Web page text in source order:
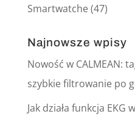
Smartwatche(47)
Najnowsze wpisy
Nowość w CALMEAN:
szybkie filtrowanie po
Jak działa funkcja EKG